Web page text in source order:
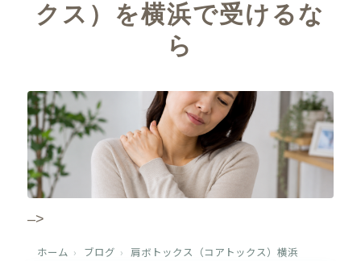
クス）を横浜で受けるな
ら
–>
ホーム › ブログ › 肩ボトックス（コアトックス）横浜